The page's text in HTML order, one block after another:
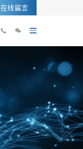
在线留言
 